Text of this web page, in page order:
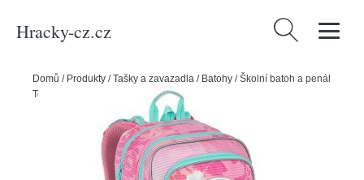
Hracky-cz.cz Vyhledávání
Domů / Produkty /Tašky a zavazadla / Batohy /Školní batoh a penál
Topgal ENDY 23005 G